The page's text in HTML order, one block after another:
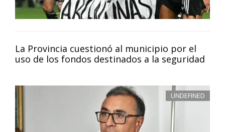
La Provincia cuestionó al municipio por el
uso de los fondos destinados a la seguridad
UNDEFINED